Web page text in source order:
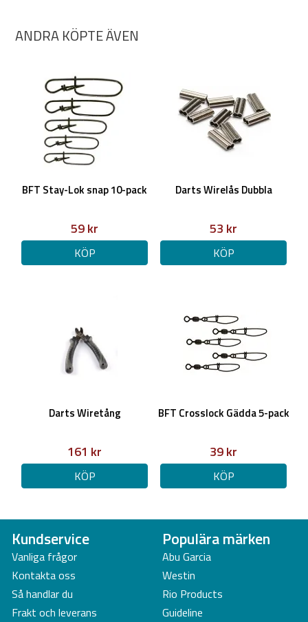
ANDRA KÖPTE ÄVEN
BFT Stay-Lok snap 10-pack
59 kr
KÖP
Darts Wirelås Dubbla
53 kr
KÖP
Darts Wiretång
161 kr
KÖP
BFT Crosslock Gädda 5-pack
39 kr
KÖP
Kundservice
Vanliga frågor
Kontakta oss
Så handlar du
Frakt och leverans
Populära märken
Abu Garcia
Westin
Rio Products
Guideline